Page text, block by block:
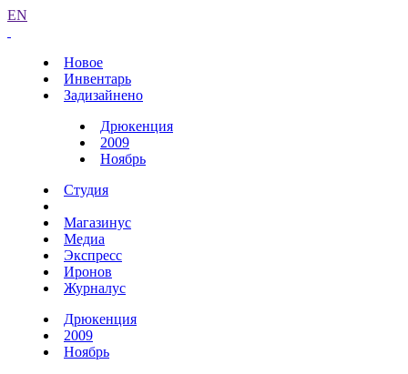
EN
Новое
Инвентарь
Задизайнено
Дрюкенция
2009
Ноябрь
Студия
Магазинус
Медиа
Экспресс
Иронов
Журналус
Дрюкенция
2009
Ноябрь